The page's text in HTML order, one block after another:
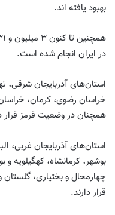
بهبود یافته اند.
در ایران انجام شده است.
استان‌های آذربایجان شرقی،
خراسان رضوی، کرمان،
همچنان در وضعیت قرمز قرار
استان‌های آذربایجان غربی،
بوشهر، کرمانشاه، کهگیلویه و
چهارمحال و بختیاری،
قرار دارند.